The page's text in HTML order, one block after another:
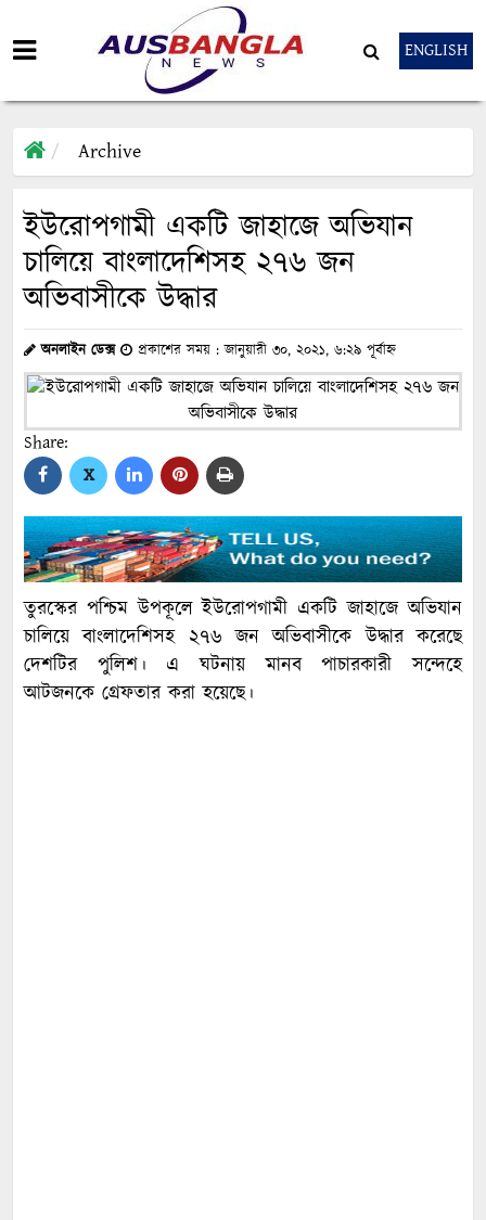
ENGLISH
Archive
ইউরোপগামী একটি জাহাজে অভিযান
চালিয়ে বাংলাদেশিসহ ২৭৬ জন
অভিবাসীকে উদ্ধার
অনলাইন ডেক্স প্রকাশের সময় : জানুয়ারী ৩০, ২০২১, ৬:২৯ পূর্বাহ্ন
Share:
X
তুরস্কের পশ্চিম উপকূলে ইউরোপগামী একটি জাহাজে অভিযান
চালিয়ে বাংলাদেশিসহ ২৭৬ জন অভিবাসীকে উদ্ধার করেছে
দেশটির পুলিশ। এ ঘটনায় মানব পাচারকারী সন্দেহে
আটজনকে গ্রেফতার করা হয়েছে।